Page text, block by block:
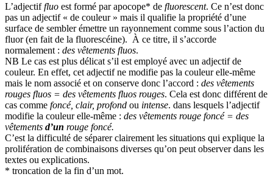
L’adjectiffluo est formé par apocope* de fluorescent. Ce n’est donc
pas un adjectif « de couleur » mais il qualifie la propriété d’une
surface de sembler émettre un rayonnement comme sous l’action du
fluor (en fait de la fluorescéine). À ce titre, il s’accorde
normalement : des vêtements fluos.
NB Le cas est plus délicat s’il est employé avec un adjectif de
couleur. En effet, cet adjectif ne modifie pas la couleur elle-même
mais le nom associé et on conserve donc l’accord : des vêtements
rouges fluos = des vêtements fluos rouges. Cela est donc différent de
cas comme foncé, clair, profond ou intense. dans lesquels l’adjectif
modifie la couleur elle-même : des vêtements rouge foncé = des
vêtements d’un rouge foncé.
C’est la difficulté de séparer clairement les situations qui explique la
prolifération de combinaisons diverses qu’on peut observer dans les
textes ou explications.
* troncation de la fin d’un mot.